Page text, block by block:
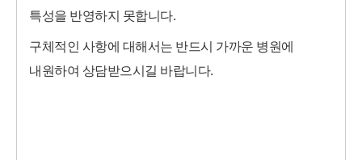
특성을 반영하지 못합니다.
구체적인 사항에 대해서는 반드시 가까운 병원에
내원하여 상담받으시길 바랍니다.